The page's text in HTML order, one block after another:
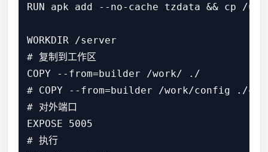
RUN apk add --no-cache tzdata && cp /
WORKDIR /server
# 复制到工作区
COPY --from=builder /work/ ./
# COPY --from=builder /work/config ./
# 对外端口
EXPOSE 5005
# 执行